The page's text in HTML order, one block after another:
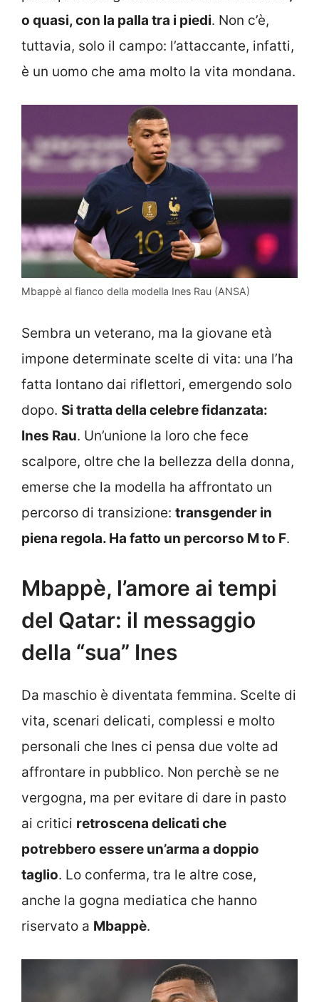
o quasi, con la palla tra i piedi. Non c’è,
tuttavia, solo il campo: l’attaccante, infatti,
è un uomo che ama molto la vita mondana.
Mbappè al fianco della modella Ines Rau (ANSA)
Sembra un veterano, ma la giovane età
impone determinate scelte di vita: una l’ha
fatta lontano dai riflettori, emergendo solo
dopo. Si tratta della celebre fidanzata:
Ines Rau. Un’unione la loro che fece
scalpore, oltre che la bellezza della donna,
emerse che la modella ha affrontato un
percorso di transizione: transgender in
piena regola. Ha fatto un percorso M to F.
Mbappè, l’amore ai tempi
del Qatar: il messaggio
della “sua” Ines
Da maschio è diventata femmina. Scelte di
vita, scenari delicati, complessi e molto
personali che Ines ci pensa due volte ad
affrontare in pubblico. Non perchè se ne
vergogna, ma per evitare di dare in pasto
ai critici retroscena delicati che
potrebbero essere un’arma a doppio
taglio. Lo conferma, tra le altre cose,
anche la gogna mediatica che hanno
riservato a Mbappè.